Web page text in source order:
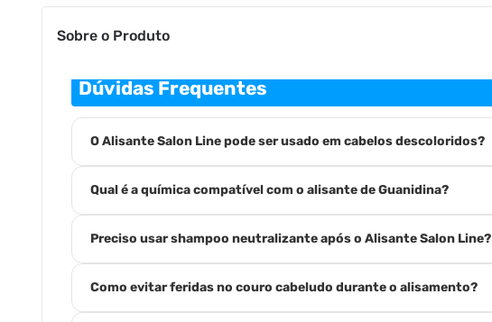
Sobre o Produto
Dúvidas Frequentes
O Alisante Salon Line pode ser usado em cabelos descoloridos?
Qual é a química compatível com o alisante de Guanidina?
Preciso usar shampoo neutralizante após o Alisante Salon Line?
Como evitar feridas no couro cabeludo durante o alisamento?